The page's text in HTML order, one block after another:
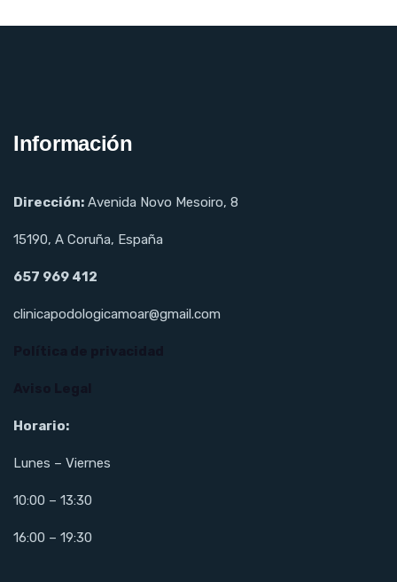
Información
Dirección: Avenida Novo Mesoiro, 8
15190, A Coruña, España
657 969 412
clinicapodologicamoar@gmail.com
Horario:
Lunes – Viernes
10:00 – 13:30
16:00 – 19:30